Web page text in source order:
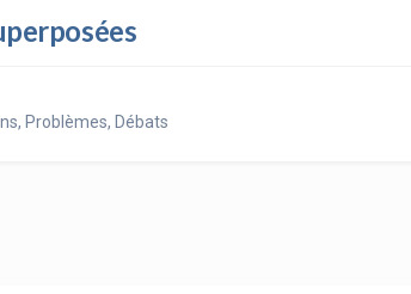
Problèmes, Débats